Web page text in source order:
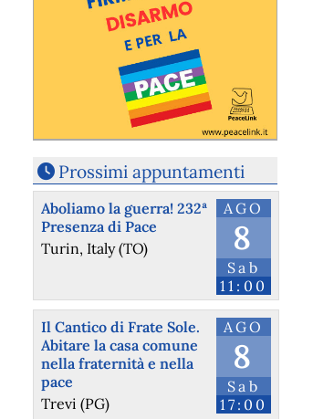
Prossimi appuntamenti
AGO
8
Sab
11:00
Aboliamo la guerra! 232ª
Presenza di Pace
Turin, Italy (TO)
AGO
8
Sab
17:00
Il Cantico di Frate Sole.
Abitare la casa comune
nella fraternità e nella
pace
Trevi (PG)